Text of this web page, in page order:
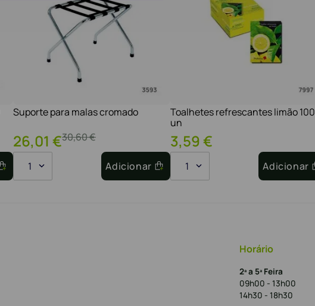
Suporte para malas cromado
30,60€
26,01 €
1 Adicionar
Toalhetes refrescantes limão 100
un
3,59€
1 Adicionar
Horário
2ª a 5ª Feira
09h00 - 13h00
14h30 - 18h30